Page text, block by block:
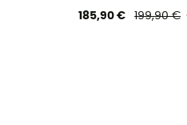
185,90 € 199,90 €